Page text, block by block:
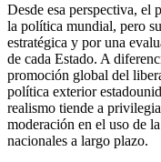
Desde esa perspectiva, el
la política mundial, pero
estratégica y por una
de cada Estado. A
promoción global del
política exterior
realismo tiende a
moderación en el uso de
nacionales a largo plazo.